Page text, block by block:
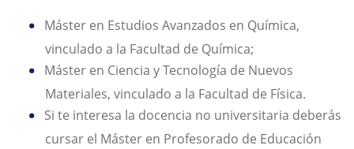
Máster en Estudios Avanzados en Química,
vinculado a la Facultad de Química;
Máster en Ciencia y Tecnología de Nuevos
Materiales, vinculado a la Facultad de Física.
Si te interesa la docencia no universitaria deberás
cursar el Máster en Profesorado de Educación